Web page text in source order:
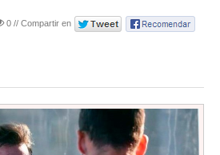
0 // Compartir en